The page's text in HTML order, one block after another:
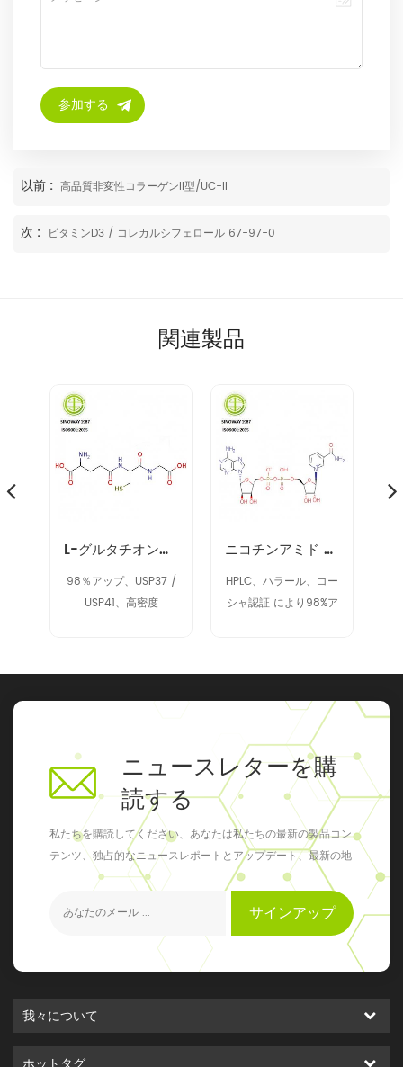
以前 : 高品質非変性コラーゲンII型/UC-II
次 : ビタミンD3 / コレカルシフェロール 67-97-0
関連製品
L-グルタチオン削減（GSH）70-18-8
98％アップ、USP37 /
USP41、高密度
ニコチンアミド アデニン ジヌクレオチド NAD 53-84-9
HPLC、ハラール、コー
シャ認証 により98%ア
ニュースレターを購
読する
私たちを購読してください、あなたは私たちの最新の製品コン
テンツ、独占的なニュースレポートとアップデート、最新の地
元のイベントを得ることができます
サインアップ
我々について
ホットタグ